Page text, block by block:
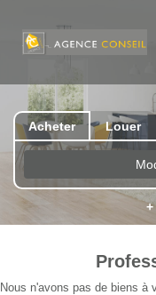
Acheter Louer
Nous n'avons pas de biens à